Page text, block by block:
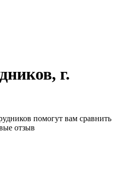
г.
помогут вам сравнить
отзыв